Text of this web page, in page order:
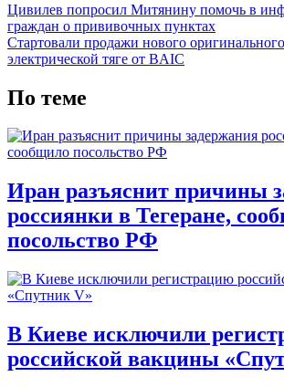
Цивилев попросил Митянину помочь в
граждан о прививочных пунктах
Стартовали продажи нового
электрической тяге от BAIC
По теме
Иран разъяснит причины
россиянки в Тегеране,
посольство РФ
В Киеве исключили
российской вакцины